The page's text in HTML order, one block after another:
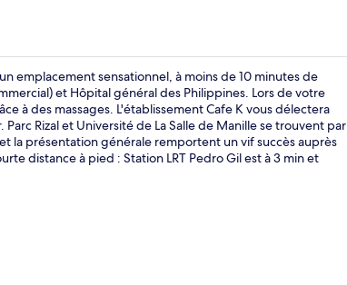
Hall
emplacement sensationnel, à moins de 10 minutes de
et Hôpital général des Philippines. Lors de votre
à des massages. L'établissement Cafe K vous délectera
Rizal et Université de La Salle de Manille se trouvent par
la présentation générale remportent un vif succès auprès
distance à pied : Station LRT Pedro Gil est à 3 min et